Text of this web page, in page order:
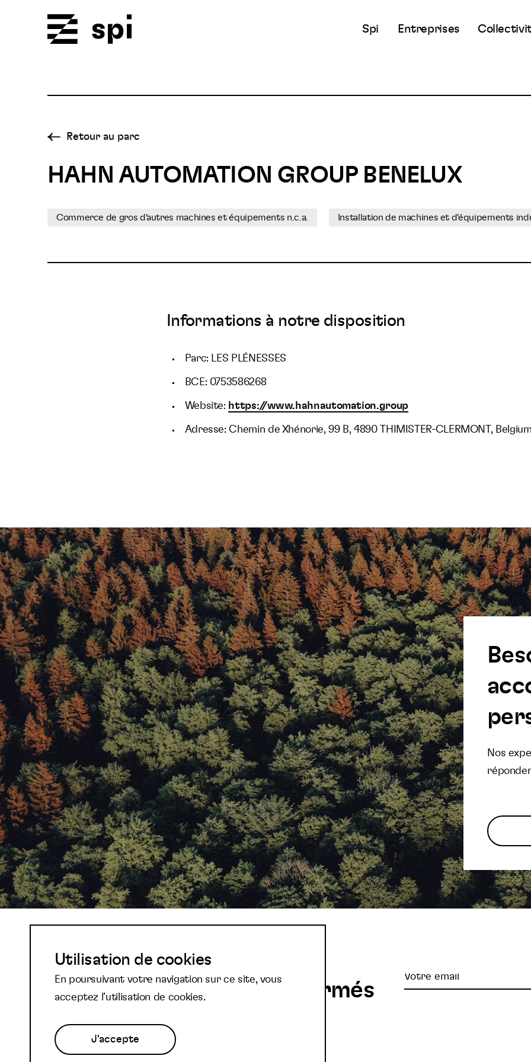
Spi Entreprises
Retour au parc
HAHN AUTOMATION GROUP BENELUX
Commerce de gros d'autres machines et équipements n.c.a. Installation de machines et d'équipements
Informations à notre disposition
Parc: LES PLÉNESSES
BCE: 0753586268
Website: https://www.hahnautomation.group
Adresse: Chemin de Xhénorie, 99 B, 4890 THIMISTER-CLERMONT,
Nos
Abonnez-vous à notre
newsletter et restez informés
Votre
Utilisation de cookies
En poursuivant votre navigation sur ce site, vous
acceptez l’utilisation de cookies.
J'accepte